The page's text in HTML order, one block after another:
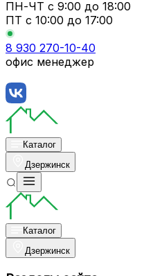
ПН-ЧТ с 9:00 до 18:00
ПТ с 10:00 до 17:00
8 930 270-10-40
офис менеджер
Каталог
Дзержинск
Каталог
Дзержинск